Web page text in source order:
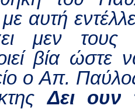
αυτή
μεν
βία ώστε
ο Απ.
Δει ουν